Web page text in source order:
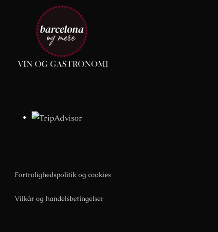
Fortrolighedspolitik og cookies
Vilkår og handelsbetingelser